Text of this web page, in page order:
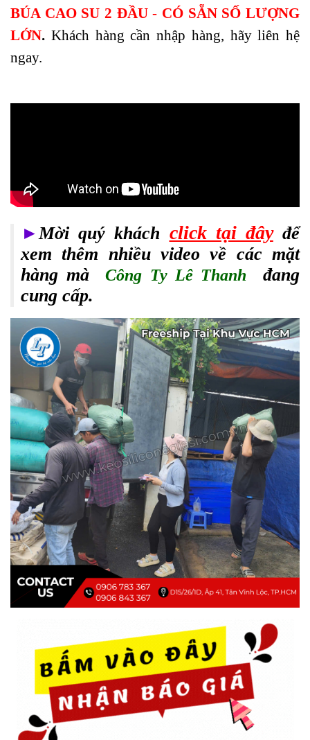
BÚA CAO SU 2 ĐẦU - CÓ SẴN SỐ LƯỢNG
LỚN. Khách hàng cần nhập hàng, hãy liên hệ
ngay.
►Mời quý khách click tại đây để
xem thêm nhiều video về các mặt
hàng mà
Công Ty Lê Thanh
đang
cung cấp.